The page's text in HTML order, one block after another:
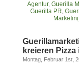
Agentur, Guerilla
Guerilla PR
kreieren
Montag, Februar 1st,